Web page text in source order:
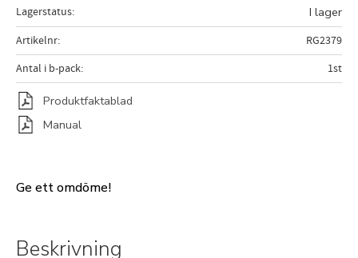
Lagerstatus I lager
Artikelnr
RG2379
Antal i b-pack
1st
Produktfaktablad
Manual
Ge ett omdöme!
Beskrivning